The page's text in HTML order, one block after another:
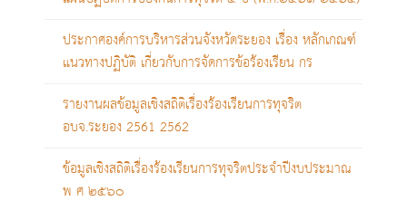
ประกาศองค์การบริหารส่วนจังหวัดระยอง เรื่อง หลักเกณฑ์
แนวทางปฏิบัติ เกี่ยวกับการจัดการข้อร้องเรียน กร
รายงานผลข้อมูลเชิงสถิติเรื่องร้องเรียนการทุจริต
อบจ.ระยอง 2561 2562
ข้อมูลเชิงสถิติเรื่องร้องเรียนการทุจริตประจำปีงบประมาณ
พ ศ ๒๕๖๐